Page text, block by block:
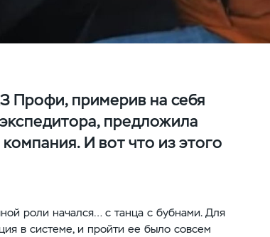
Профи, примерив на себя
предложила
И вот что из этого
роли начался… с танца с бубнами. Для
в системе, и пройти ее было совсем